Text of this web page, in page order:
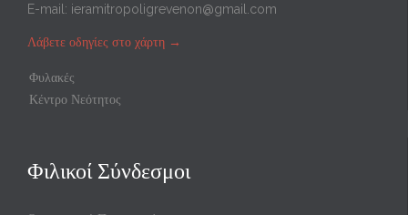
E-mail: ieramitropoligrevenon@gmail.com
Λάβετε οδηγίες στο χάρτη →
Φυλακές
Κέντρο Νεότητος
Φιλικοί Σύνδεσμοι